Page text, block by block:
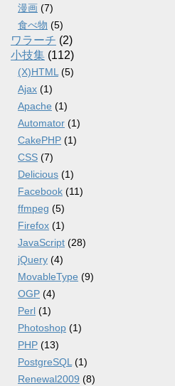
漫画 (7)
食べ物 (5)
ワラーチ (2)
小技集 (112)
(X)HTML (5)
Ajax (1)
Apache (1)
Automator (1)
CakePHP (1)
CSS (7)
Delicious (1)
Facebook (11)
ffmpeg (5)
Firefox (1)
JavaScript (28)
jQuery (4)
MovableType (9)
OGP (4)
Perl (1)
Photoshop (1)
PHP (13)
PostgreSQL (1)
Renewal2009 (8)